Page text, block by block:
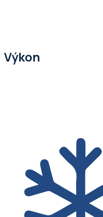
Výkon